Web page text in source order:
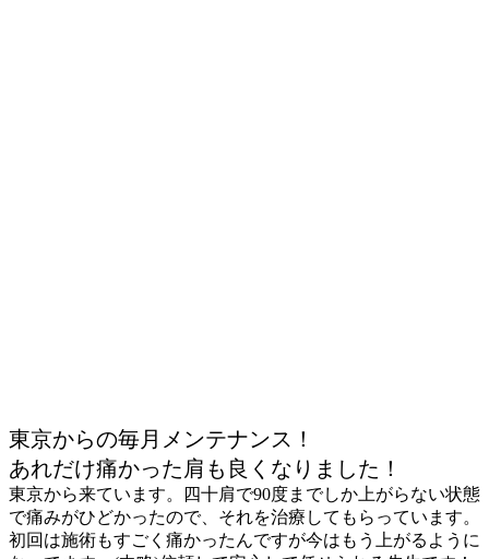
東京からの毎月メンテナンス！
あれだけ痛かった肩も良くなりました！
東京から来ています。四十肩で90度までしか上がらない状態
で痛みがひどかったので、それを治療してもらっています。
初回は施術もすごく痛かったんですが今はもう上がるように